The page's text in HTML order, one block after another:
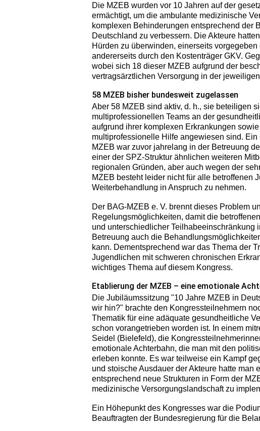
Die MZEB wurden vor 10 Jahren auf der
ermächtigt, um die ambulante medizinische
komplexen Behinderungen entsprechend der
Deutschland zu verbessern. Die Akteure
Hürden zu überwinden, einerseits
andererseits durch den Kostenträger GKV.
wobei sich 18 dieser MZEB aufgrund der
vertragsärztlichen Versorgung in der
58 MZEB bisher bundesweit zugelassen
Aber 58 MZEB sind aktiv, d. h., sie beteiligen
multiprofessionellen Teams an der
aufgrund ihrer komplexen Erkrankungen
multiprofessionelle Hilfe angewiesen sind.
MZEB war zuvor jahrelang in der Betreuung
einer der SPZ-Struktur ähnlichen weiteren
regionalen Gründen, aber auch wegen der
MZEB besteht leider nicht für alle betroffenen
Weiterbehandlung in Anspruch zu nehmen.
Der BAG-MZEB e. V. brennt dieses Problem
Regelungsmöglichkeiten, damit die
und unterschiedlicher
Betreuung auch die
kann. Dementsprechend war das Thema der
Jugendlichen mit schweren chronischen
wichtiges Thema auf diesem Kongress.
Etablierung der MZEB – eine emotionale
Die Jubiläumssitzung "10 Jahre MZEB in
wir hin?" brachte den Kongressteilnehmern
Thematik für eine adäquate gesundheitliche
schon vorangetrieben worden ist. In einem
Seidel (Bielefeld), die
emotionale Achterbahn, die man mit den
erleben konnte. Es war teilweise ein Kampf
und stoische Ausdauer der Akteure hatte man
entsprechend neue Strukturen in Form der
medizinische Versorgungslandschaft zu
Ein Höhepunkt des Kongresses war die
Beauftragten der Bundesregierung für die